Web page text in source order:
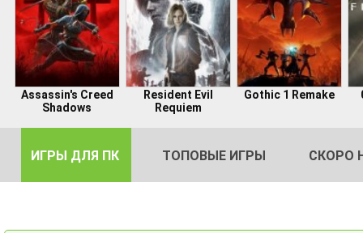
Assassin's Creed
Shadows
Resident Evil
Requiem
Gothic 1 Remake
ИГРЫ ДЛЯ ПК ТОПОВЫЕ ИГРЫ СКОРО